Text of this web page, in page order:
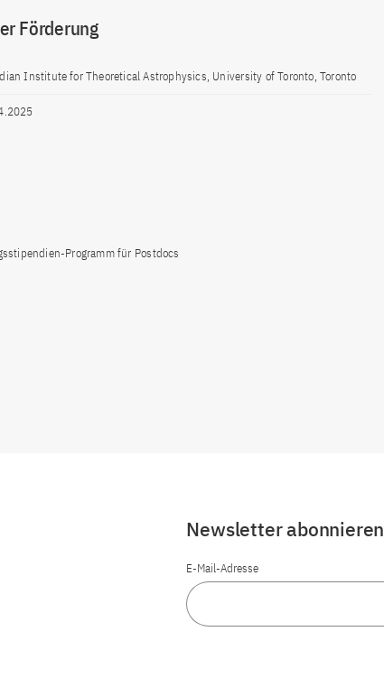
Förderung
Institute for Theoretical Astrophysics, University of Toronto, Toronto
Programm für Postdocs
Newsletter abonnieren
E-Mail-Adresse